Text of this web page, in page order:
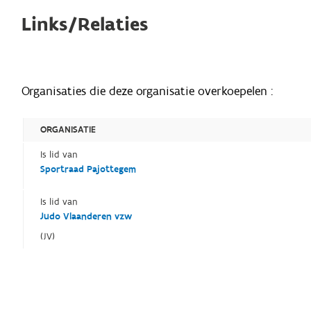
Links/Relaties
Organisaties die deze organisatie overkoepelen :
ORGANISATIE
Is lid van
Sportraad Pajottegem
Is lid van
Judo Vlaanderen vzw
(JV)